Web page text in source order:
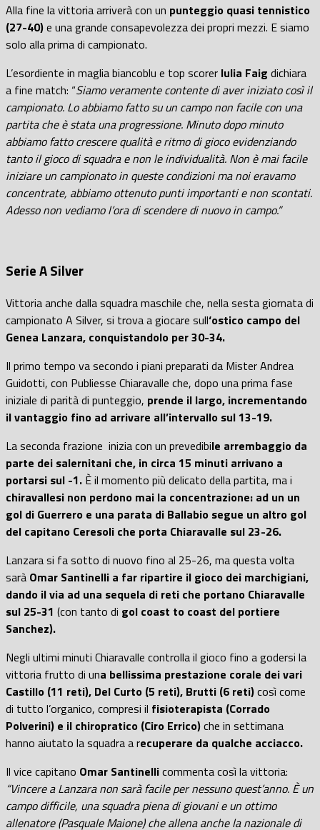
Alla fine la vittoria arriverà con un punteggio quasi tennistico
(27-40)e una grande consapevolezza dei propri mezzi. E siamo
solo alla prima di campionato.
L’esordiente in maglia biancoblu e top scorer Iulia Faig dichiara
a fine match: “Siamo veramente contente di aver iniziato così il
campionato. Lo abbiamo fatto su un campo non facile con una
partita che è stata una progressione. Minuto dopo minuto
abbiamo fatto crescere qualità e ritmo di gioco evidenziando
tanto il gioco di squadra e non le individualità. Non è mai facile
iniziare un campionato in queste condizioni ma noi eravamo
concentrate, abbiamo ottenuto punti importanti e non scontati.
Adesso non vediamo l’ora di scendere di nuovo in campo.”
Serie A Silver
Vittoria anche dalla squadra maschile che, nella sesta giornata di
campionato A Silver, si trova a giocare sull‘ostico campo del
Genea Lanzara, conquistandolo per 30-34.
Il primo tempo va secondo i piani preparati da Mister Andrea
Guidotti, con Publiesse Chiaravalle che, dopo una prima fase
iniziale di parità di punteggio, prende il largo, incrementando
il vantaggio fino ad arrivare all’intervallo sul 13-19.
La seconda frazione inizia con un prevedibile arrembaggio da
parte dei salernitani che, in circa 15 minuti arrivano a
portarsi sul -1. È il momento più delicato della partita, ma i
chiravallesi non perdono mai la concentrazione: ad un un
gol di Guerrero e una parata di Ballabio segue un altro gol
del capitano Ceresoli che porta Chiaravalle sul 23-26.
Lanzara si fa sotto di nuovo fino al 25-26, ma questa volta
sarà Omar Santinelli a far ripartire il gioco dei marchigiani,
dando il via ad una sequela di reti che portano Chiaravalle
sul 25-31 (con tanto di gol coast to coast del portiere
Sanchez).
Negli ultimi minuti Chiaravalle controlla il gioco fino a godersi la
vittoria frutto di una bellissima prestazione corale dei vari
Castillo (11 reti), Del Curto (5 reti), Brutti (6 reti)così come
di tutto l’organico, compresi il fisioterapista (Corrado
Polverini) e il chiropratico (Ciro Errico)che in settimana
hanno aiutato la squadra a recuperare da qualche acciacco.
Il vice capitano Omar Santinellicommenta così la vittoria:
“Vincere a Lanzara non sarà facile per nessuno quest’anno. È un
campo difficile, una squadra piena di giovani e un ottimo
allenatore (Pasquale Maione) che allena anche la nazionale di